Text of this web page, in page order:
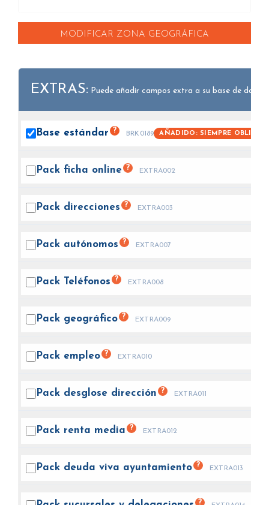
MODIFICAR ZONA GEOGRÁFICA
EXTRAS: Puede añadir campos extra a su base de datos.
Base estándar ? BRK0189 AÑADIDO: SIEMPRE
Pack ficha online ? EXTRA002
Pack direcciones ? EXTRA003
Pack autónomos ? EXTRA007
Pack Teléfonos ? EXTRA008
Pack geográfico ? EXTRA009
Pack empleo ? EXTRA010
Pack desglose dirección ? EXTRA011
Pack renta media ? EXTRA012
Pack deuda viva ayuntamiento ? EXTRA013
?